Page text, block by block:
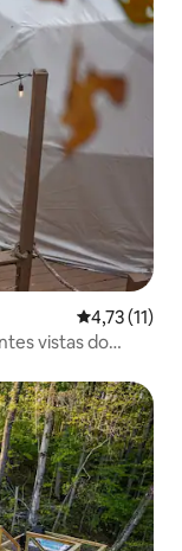
4,73 (11)
vistas do